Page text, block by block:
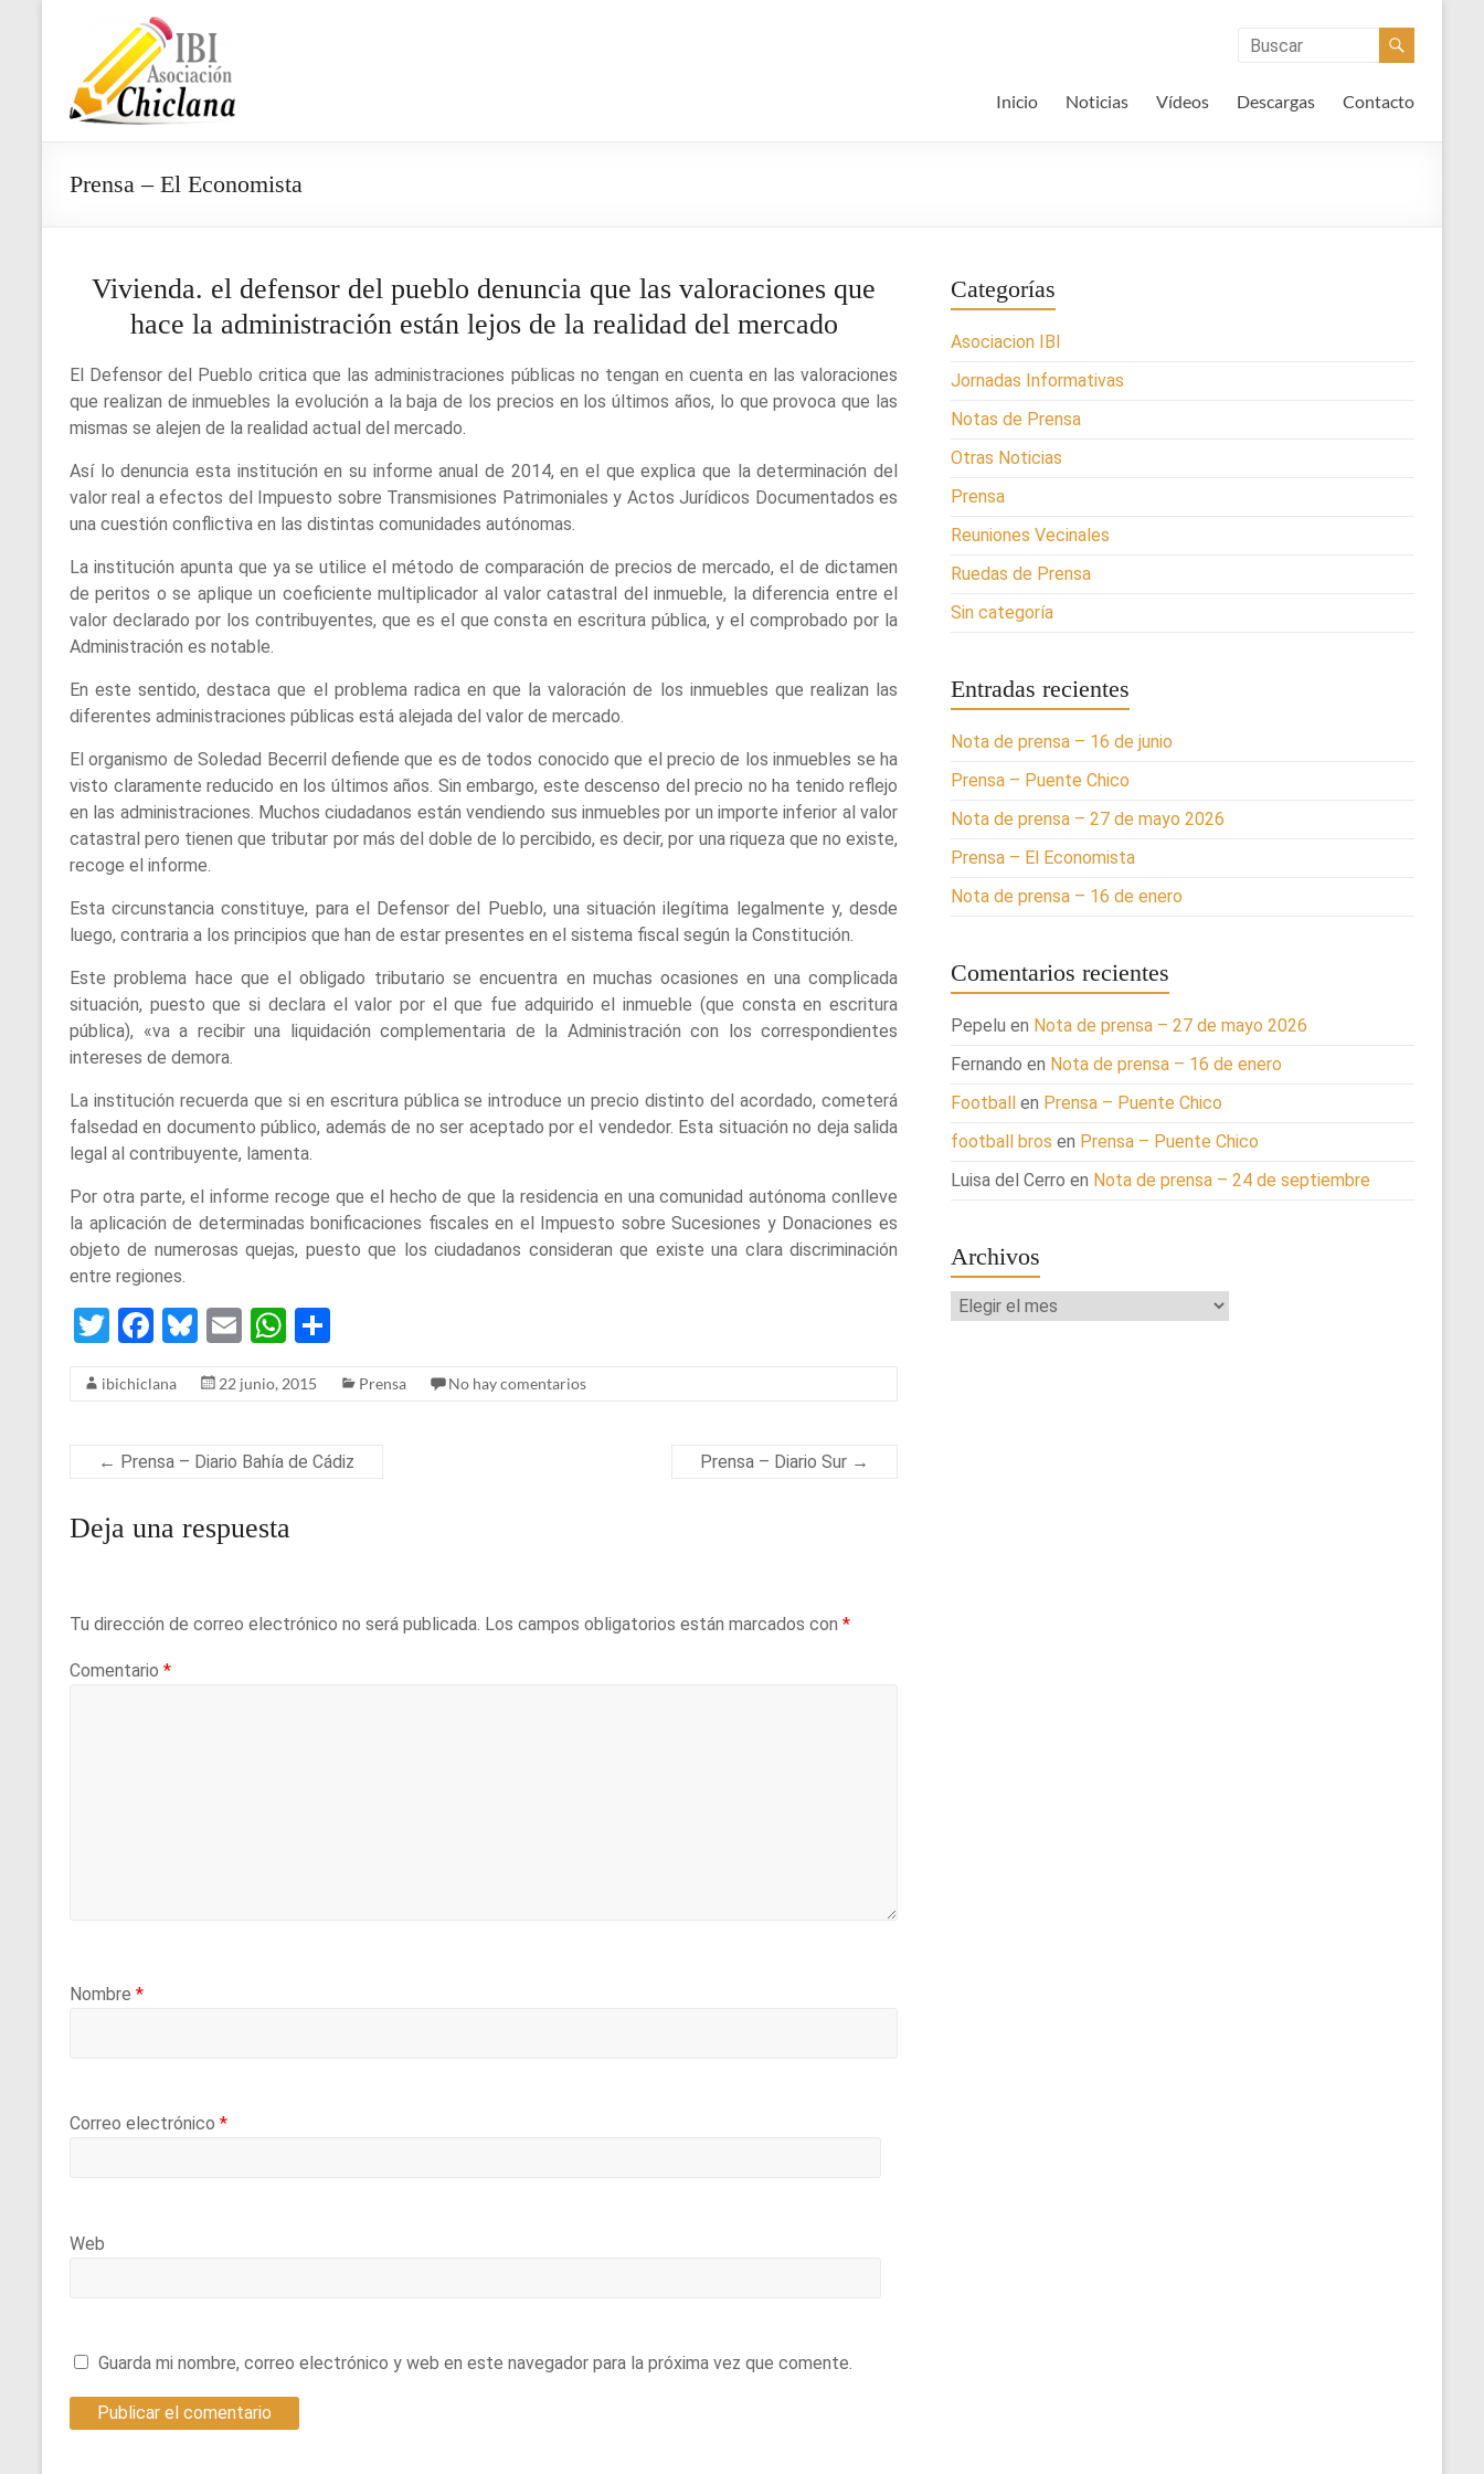
contenidoAsociación
IBI
Chiclana
Inicio Noticias Vídeos Descargas Contacto
Prensa – El Economista
Vivienda. el defensor del pueblo denuncia que las valoraciones que
hace la administración están lejos de la realidad del mercado
El Defensor del Pueblo critica que las administraciones públicas no tengan en cuenta en las valoraciones
que realizan de inmuebles la evolución a la baja de los precios en los últimos años, lo que provoca que las
mismas se alejen de la realidad actual del mercado.
Así lo denuncia esta institución en su informe anual de 2014, en el que explica que la determinación del
valor real a efectos del Impuesto sobre Transmisiones Patrimoniales y Actos Jurídicos Documentados es
una cuestión conflictiva en las distintas comunidades autónomas.
La institución apunta que ya se utilice el método de comparación de precios de mercado, el de dictamen
de peritos o se aplique un coeficiente multiplicador al valor catastral del inmueble, la diferencia entre el
valor declarado por los contribuyentes, que es el que consta en escritura pública, y el comprobado por la
Administración es notable.
En este sentido, destaca que el problema radica en que la valoración de los inmuebles que realizan las
diferentes administraciones públicas está alejada del valor de mercado.
El organismo de Soledad Becerril defiende que es de todos conocido que el precio de los inmuebles se ha
visto claramente reducido en los últimos años. Sin embargo, este descenso del precio no ha tenido reflejo
en las administraciones. Muchos ciudadanos están vendiendo sus inmuebles por un importe inferior al valor
catastral pero tienen que tributar por más del doble de lo percibido, es decir, por una riqueza que no existe,
recoge el informe.
Esta circunstancia constituye, para el Defensor del Pueblo, una situación ilegítima legalmente y, desde
luego, contraria a los principios que han de estar presentes en el sistema fiscal según la Constitución.
Este problema hace que el obligado tributario se encuentra en muchas ocasiones en una complicada
situación, puesto que si declara el valor por el que fue adquirido el inmueble (que consta en escritura
pública), «va a recibir una liquidación complementaria de la Administración con los correspondientes
intereses de demora.
La institución recuerda que si en escritura pública se introduce un precio distinto del acordado, cometerá
falsedad en documento público, además de no ser aceptado por el vendedor. Esta situación no deja salida
legal al contribuyente, lamenta.
Por otra parte, el informe recoge que el hecho de que la residencia en una comunidad autónoma conlleve
la aplicación de determinadas bonificaciones fiscales en el Impuesto sobre Sucesiones y Donaciones es
objeto de numerosas quejas, puesto que los ciudadanos consideran que existe una clara discriminación
entre regiones.
T
tt
F
ce
o
k
Bl
es
E
ail
W
at
A
p
ar
ibichiclana 22 junio, 2015 Prensa No hay comentarios
← Prensa – Diario Bahía de Cádiz Prensa – Diario Sur →
Deja una respuesta
Tu dirección de correo electrónico no será publicada. Los campos obligatorios están marcados con *
Comentario *
Nombre *
Correo electrónico *
Web
Guarda mi nombre, correo electrónico y web en este navegador para la próxima vez que comente.
Categorías
Asociacion IBI
Jornadas Informativas
Notas de Prensa
Otras Noticias
Prensa
Reuniones Vecinales
Ruedas de Prensa
Sin categoría
Entradas recientes
Nota de prensa – 16 de junio
Prensa – Puente Chico
Nota de prensa – 27 de mayo 2026
Prensa – El Economista
Nota de prensa – 16 de enero
Comentarios recientes
Pepelu en Nota de prensa – 27 de mayo 2026
Fernando en Nota de prensa – 16 de enero
Football en Prensa – Puente Chico
football bros en Prensa – Puente Chico
Luisa del Cerro en Nota de prensa – 24 de septiembre
Archivos
Archivos